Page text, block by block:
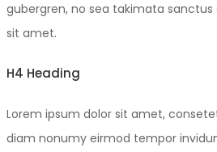
gubergren, no sea takimata
sit amet.
H4 Heading
Lorem ipsum dolor sit amet,
diam nonumy eirmod tempor